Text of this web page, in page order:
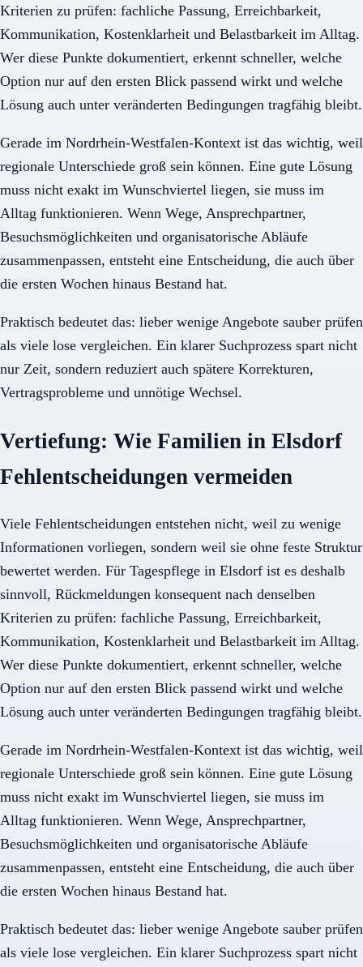
Kriterien zu prüfen: fachliche Passung, Erreichbarkeit,
Kommunikation, Kostenklarheit und Belastbarkeit im Alltag.
Wer diese Punkte dokumentiert, erkennt schneller, welche
Option nur auf den ersten Blick passend wirkt und welche
Lösung auch unter veränderten Bedingungen tragfähig bleibt.
Gerade im Nordrhein-Westfalen-Kontext ist das wichtig, weil
regionale Unterschiede groß sein können. Eine gute Lösung
muss nicht exakt im Wunschviertel liegen, sie muss im
Alltag funktionieren. Wenn Wege, Ansprechpartner,
Besuchsmöglichkeiten und organisatorische Abläufe
zusammenpassen, entsteht eine Entscheidung, die auch über
die ersten Wochen hinaus Bestand hat.
Praktisch bedeutet das: lieber wenige Angebote sauber prüfen
als viele lose vergleichen. Ein klarer Suchprozess spart nicht
nur Zeit, sondern reduziert auch spätere Korrekturen,
Vertragsprobleme und unnötige Wechsel.
Vertiefung: Wie Familien in Elsdorf
Fehlentscheidungen vermeiden
Viele Fehlentscheidungen entstehen nicht, weil zu wenige
Informationen vorliegen, sondern weil sie ohne feste Struktur
bewertet werden. Für Tagespflege in Elsdorf ist es deshalb
sinnvoll, Rückmeldungen konsequent nach denselben
Kriterien zu prüfen: fachliche Passung, Erreichbarkeit,
Kommunikation, Kostenklarheit und Belastbarkeit im Alltag.
Wer diese Punkte dokumentiert, erkennt schneller, welche
Option nur auf den ersten Blick passend wirkt und welche
Lösung auch unter veränderten Bedingungen tragfähig bleibt.
Gerade im Nordrhein-Westfalen-Kontext ist das wichtig, weil
regionale Unterschiede groß sein können. Eine gute Lösung
muss nicht exakt im Wunschviertel liegen, sie muss im
Alltag funktionieren. Wenn Wege, Ansprechpartner,
Besuchsmöglichkeiten und organisatorische Abläufe
zusammenpassen, entsteht eine Entscheidung, die auch über
die ersten Wochen hinaus Bestand hat.
Praktisch bedeutet das: lieber wenige Angebote sauber prüfen
als viele lose vergleichen. Ein klarer Suchprozess spart nicht